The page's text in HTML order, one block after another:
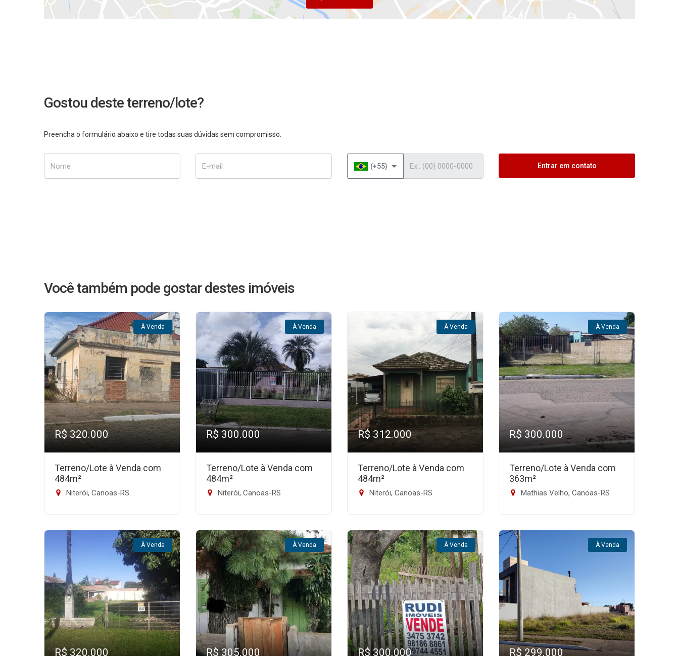
Gostou deste terreno/lote?
Preencha o formulário abaixo e tire todas suas dúvidas sem compromisso.
(+55) Entrar em contato
Você também pode gostar destes imóveis
À Venda
R$ 320.000
Terreno/Lote à Venda com
484m²
Niterói, Canoas-RS
À Venda
R$ 300.000
Terreno/Lote à Venda com
484m²
Niterói, Canoas-RS
À Venda
R$ 312.000
Terreno/Lote à Venda com
484m²
Niterói, Canoas-RS
À Venda
R$ 300.000
Terreno/Lote à Venda com
363m²
Mathias Velho, Canoas-RS
À Venda
R$ 320.000
À Venda
R$ 305.000
À Venda
R$ 300.000
À Venda
R$ 299.000